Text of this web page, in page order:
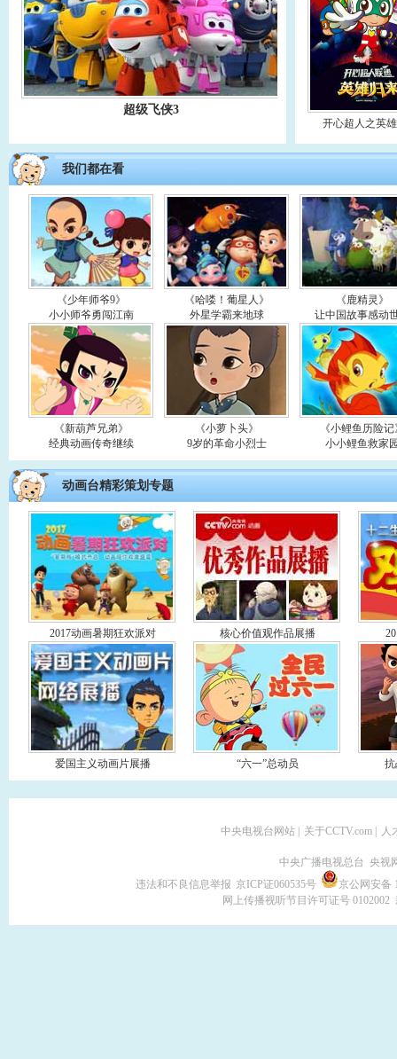
超级飞侠3
开心超人之英
我们都在看
《少年师爷9》
小小师爷勇闯江南
《哈喽！葡星人》
外星学霸来地球
《鹿精灵》
让中国故事感动
《新葫芦兄弟》
经典动画传奇继续
《小萝卜头》
9岁的革命小烈士
《小鲤鱼历险
小小鲤鱼救家
动画台精彩策划专题
2017动画暑期狂欢派对 核心价值观作品展播
爱国主义动画片展播 “六一”总动员
中央电视台网站 关于CCTV.com 人
中央广播电视总台 央视
违法和不良信息举报 京ICP证060535号
京公网安备
网上传播视听节目许可证号 0102002